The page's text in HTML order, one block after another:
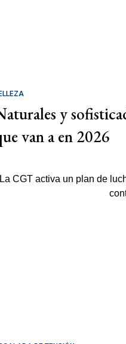
y
van a en 2026